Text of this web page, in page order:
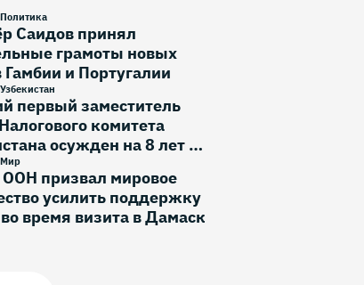
Политика
Саидов принял
грамоты новых
Гамбии и Португалии
Узбекистан
первый заместитель
комитета
осужден на 8 лет и
Мир
ООН призвал мировое
усилить поддержку
время визита в Дамаск